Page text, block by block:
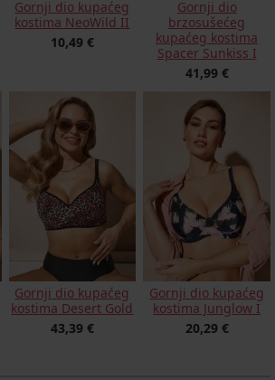
Gornji dio kupaćeg
kostima NeoWild II
10,49 €
Gornji dio
brzosušećeg
kupaćeg kostima
Spacer Sunkiss I
41,99 €
Gornji dio kupaćeg
kostima Desert Gold
43,39 €
Gornji dio kupaćeg
kostima Junglow I
20,29 €